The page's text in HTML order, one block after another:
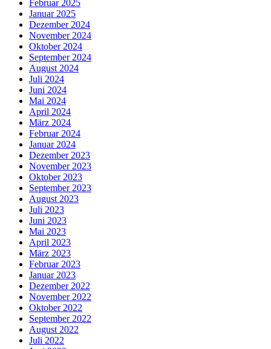
Februar 2025
Januar 2025
Dezember 2024
November 2024
Oktober 2024
September 2024
August 2024
Juli 2024
Juni 2024
Mai 2024
April 2024
März 2024
Februar 2024
Januar 2024
Dezember 2023
November 2023
Oktober 2023
September 2023
August 2023
Juli 2023
Juni 2023
Mai 2023
April 2023
März 2023
Februar 2023
Januar 2023
Dezember 2022
November 2022
Oktober 2022
September 2022
August 2022
Juli 2022